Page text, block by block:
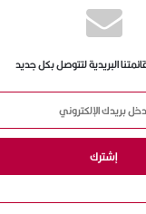
البريدية لتتوصل بكل جديد